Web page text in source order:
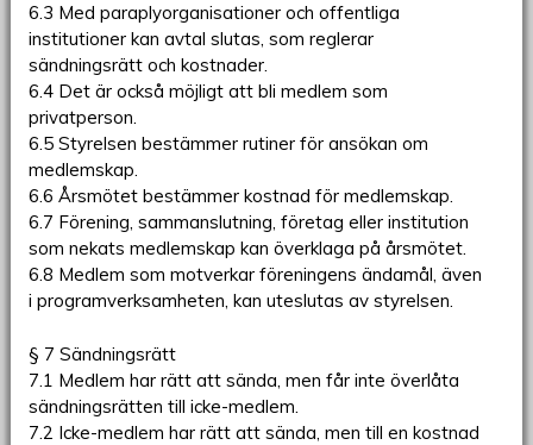
6.3 Med paraplyorganisationer och offentliga
institutioner kan avtal slutas, som reglerar
sändningsrätt och kostnader.
6.4 Det är också möjligt att bli medlem som
privatperson.
6.5 Styrelsen bestämmer rutiner för ansökan om
medlemskap.
6.6 Årsmötet bestämmer kostnad för medlemskap.
6.7 Förening, sammanslutning, företag eller institution
som nekats medlemskap kan överklaga på årsmötet.
6.8 Medlem som motverkar föreningens ändamål, även
i programverksamheten, kan uteslutas av styrelsen.
§ 7 Sändningsrätt
7.1 Medlem har rätt att sända, men får inte överlåta
sändningsrätten till icke-medlem.
7.2 Icke-medlem har rätt att sända, men till en kostnad